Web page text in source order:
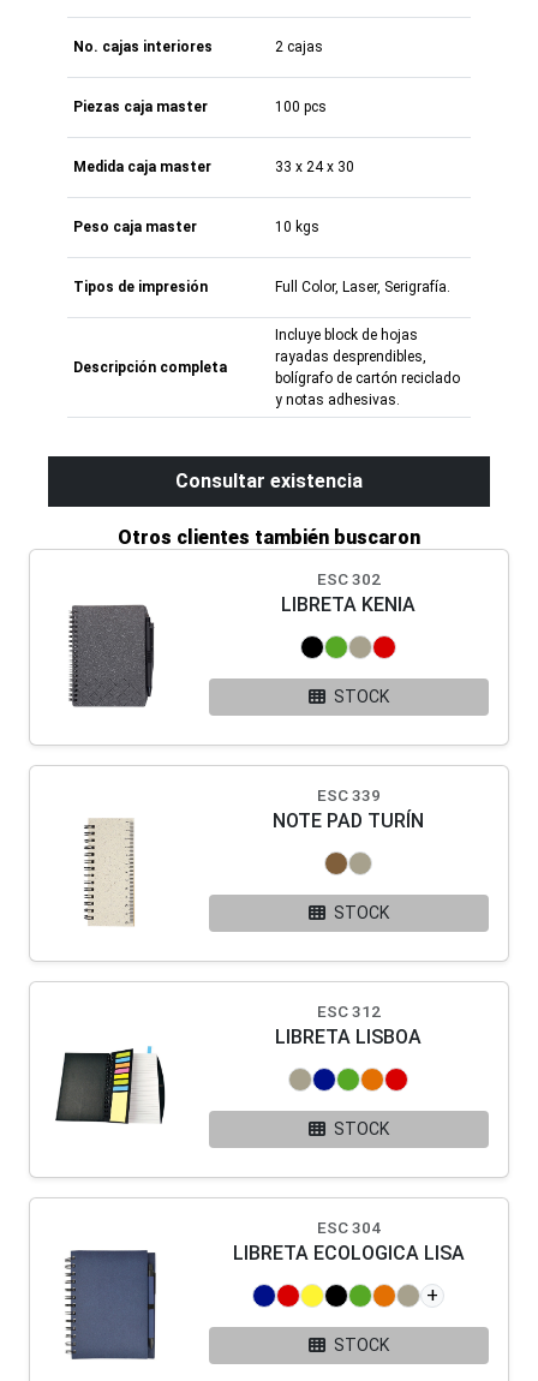
No. cajas interiores 2 cajas
Piezas caja master 100 pcs
Medida caja master 33 x 24 x 30
Peso caja master 10 kgs
Tipos de impresión Full Color, Laser, Serigrafía.
Descripción completa
Incluye block de hojas
rayadas desprendibles,
bolígrafo de cartón reciclado
y notas adhesivas.
Consultar existencia
Otros clientes también buscaron
ESC 302
LIBRETA KENIA
STOCK
ESC 339
NOTE PAD TURÍN
STOCK
ESC 312
LIBRETA LISBOA
STOCK
ESC 304
LIBRETA ECOLOGICA LISA
+
STOCK